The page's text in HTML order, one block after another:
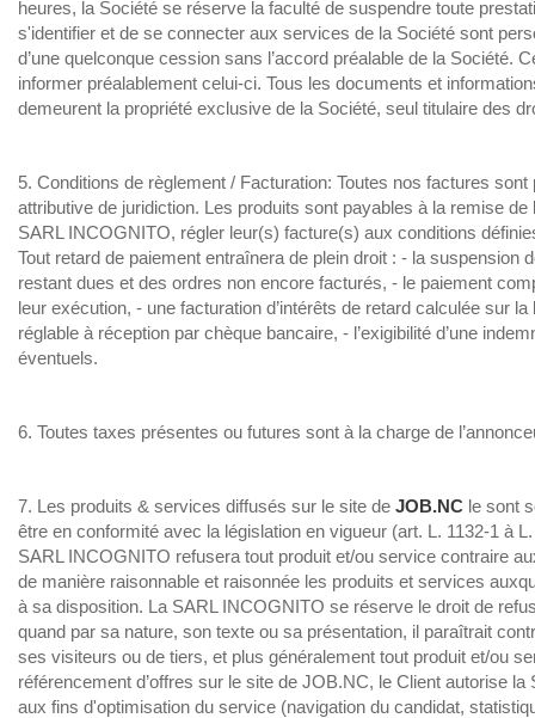
heures, la Société se réserve la faculté de suspendre toute
s'identifier et de se connecter aux services de la Société sont
d’une quelconque cession sans l’accord préalable de la Société.
informer préalablement celui-ci. Tous les documents et
demeurent la propriété exclusive de la Société, seul titulaire des
5. Conditions de règlement / Facturation: Toutes nos factures
attributive de juridiction. Les produits sont payables à la remise
SARL INCOGNITO, régler leur(s) facture(s) aux conditions
Tout retard de paiement entraînera de plein droit : - la suspension
restant dues et des ordres non encore facturés, - le paiement
leur exécution, - une facturation d’intérêts de retard calculée sur
réglable à réception par chèque bancaire, - l’exigibilité d’une
éventuels.
6. Toutes taxes présentes ou futures sont à la charge de
7. Les produits & services diffusés sur le site de JOB.NC le sont
être en conformité avec la législation en vigueur (art. L. 1132-1 à
SARL INCOGNITO refusera tout produit et/ou service contraire
de manière raisonnable et raisonnée les produits et services
à sa disposition. La SARL INCOGNITO se réserve le droit de
quand par sa nature, son texte ou sa présentation, il paraîtrait
ses visiteurs ou de tiers, et plus généralement tout produit et/ou
référencement d’offres sur le site de JOB.NC, le Client autorise
aux fins d'optimisation du service (navigation du candidat,